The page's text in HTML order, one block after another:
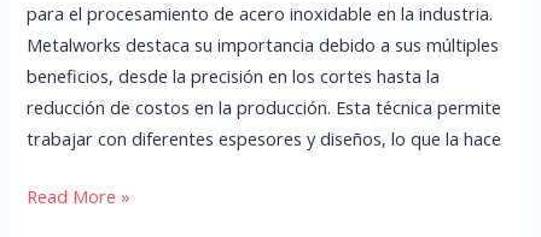
para el procesamiento de acero inoxidable en la industria.
Metalworks destaca su importancia debido a sus múltiples
beneficios, desde la precisión en los cortes hasta la
reducción de costos en la producción. Esta técnica permite
trabajar con diferentes espesores y diseños, lo que la hace
Read More »